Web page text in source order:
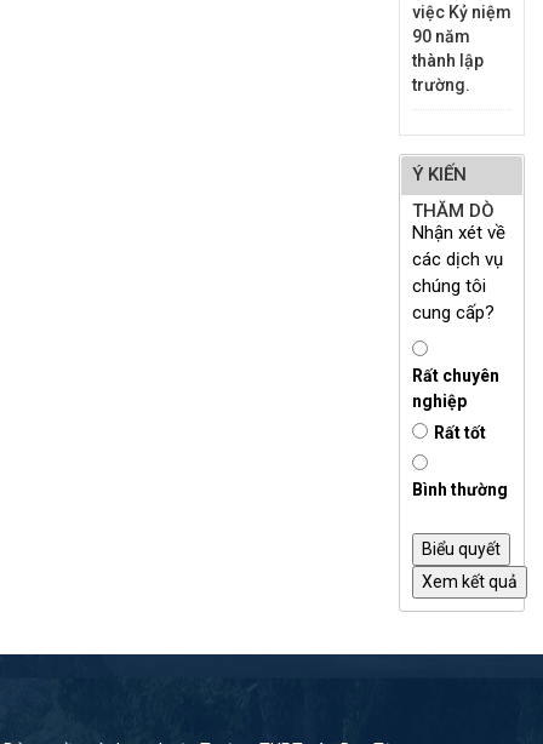
việc Kỷ niệm
90 năm
thành lập
trường.
Ý KIẾN
THĂM DÒ
Nhận xét về
các dịch vụ
chúng tôi
cung cấp?
Rất chuyên
nghiệp
Rất tốt
Bình thường